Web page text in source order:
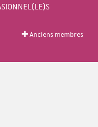
Anciens membres